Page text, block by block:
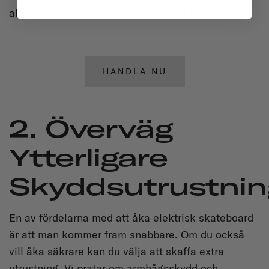
alla typer av åkare, så det finns inga ursäkter.
HANDLA NU
2. Överväg
Ytterligare
En av fördelarna med att åka elektrisk skateboard
är att man kommer fram snabbare. Om du också
vill åka säkrare kan du välja att skaffa extra